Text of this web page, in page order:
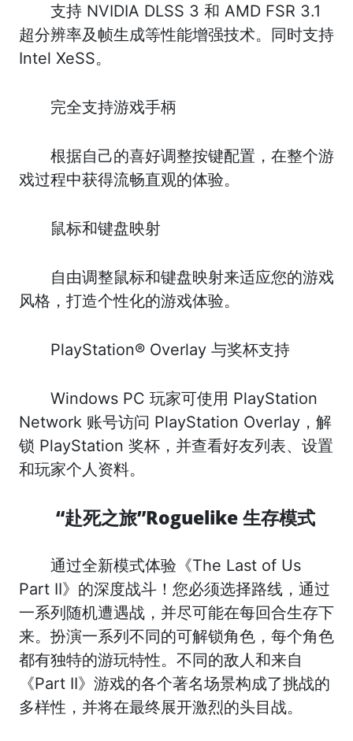
支持 NVIDIA DLSS 3 和 AMD FSR 3.1
超分辨率及帧生成等性能增强技术。同时支持
Intel XeSS。
完全支持游戏手柄
根据自己的喜好调整按键配置，在整个游
戏过程中获得流畅直观的体验。
鼠标和键盘映射
自由调整鼠标和键盘映射来适应您的游戏
风格，打造个性化的游戏体验。
PlayStation® Overlay 与奖杯支持
Windows PC 玩家可使用 PlayStation
Network 账号访问 PlayStation Overlay，解
锁 PlayStation 奖杯，并查看好友列表、设置
和玩家个人资料。
“赴死之旅”Roguelike 生存模式
通过全新模式体验《The Last of Us
Part II》的深度战斗！您必须选择路线，通过
一系列随机遭遇战，并尽可能在每回合生存下
来。扮演一系列不同的可解锁角色，每个角色
都有独特的游玩特性。不同的敌人和来自
《Part II》游戏的各个著名场景构成了挑战的
多样性，并将在最终展开激烈的头目战。